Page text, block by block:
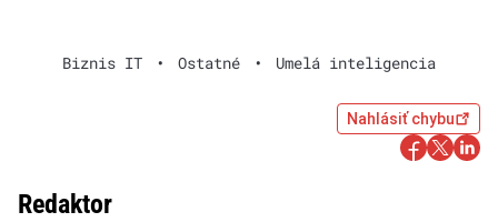
Biznis IT • Ostatné • Umelá inteligencia
Nahlásiť chybu
Redaktor